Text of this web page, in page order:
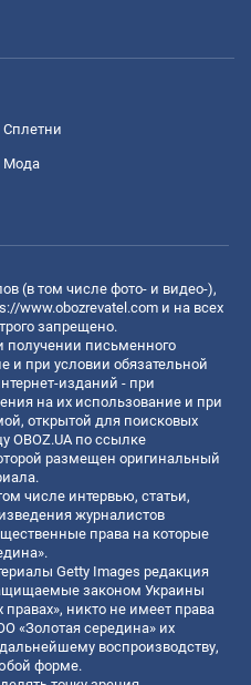
Сплетни
Мода
(в том числе фото- и видео-),
www.obozrevatel.com и на всех
запрещено.
получении письменного
и при условии обязательной
изданий - при
на их использование и при
открытой для поисковых
OBOZ.UA по ссылке
размещен оригинальный
числе интервью, статьи,
журналистов
права на которые
Getty Images редакция
законом Украины
никто не имеет права
«Золотая середина» их
воспроизводству,
форме.